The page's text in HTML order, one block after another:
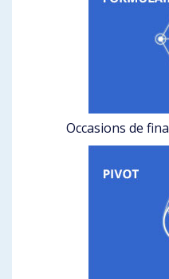
Occasions de